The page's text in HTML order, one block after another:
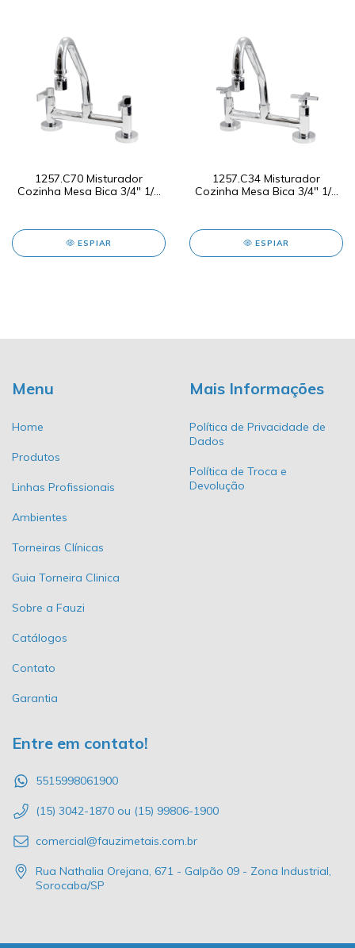
1257.C70 Misturador
Cozinha Mesa Bica 3/4" 1/4
ESPIAR
1257.C34 Misturador
Cozinha Mesa Bica 3/4" 1/4
ESPIAR
Menu
Home
Produtos
Linhas Profissionais
Ambientes
Torneiras Clínicas
Guia Torneira Clinica
Sobre a Fauzi
Catálogos
Contato
Garantia
Mais Informações
Política de Privacidade de
Dados
Política de Troca e
Devolução
Entre em contato!
5515998061900
(15) 3042-1870 ou (15) 99806-1900
comercial@fauzimetais.com.br
Rua Nathalia Orejana, 671 - Galpão 09 - Zona Industrial,
Sorocaba/SP